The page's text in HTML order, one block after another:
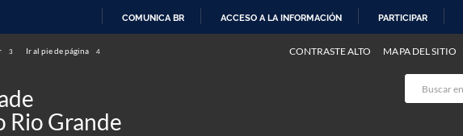
COMUNICA BR ACCESO A LA INFORMACIÓN PARTICIPAR
3 Ir al pie de página 4 CONTRASTE ALTO MAPA DEL SITIO
Rio Grande